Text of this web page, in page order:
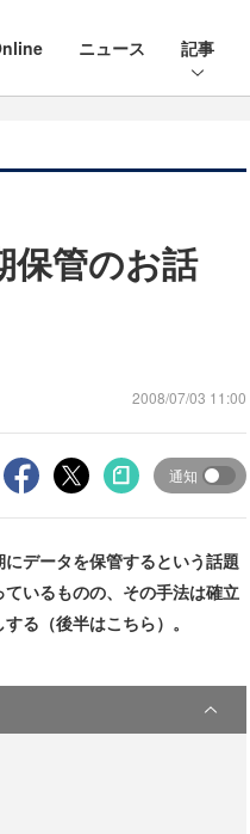
ニュース 記事
保管のお話
2008/07/03 11:00
通知
データを保管するという話題
いるものの、その手法は確立
る（後半はこちら）。